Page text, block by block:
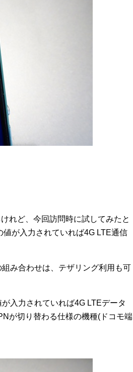
れど、今回訪問時に試してみたと
が入力されていれば4G LTE通信
み合わせは、テザリング利用も可
入力されていれば4G LTEデータ
が切り替わる仕様の機種(ドコモ端